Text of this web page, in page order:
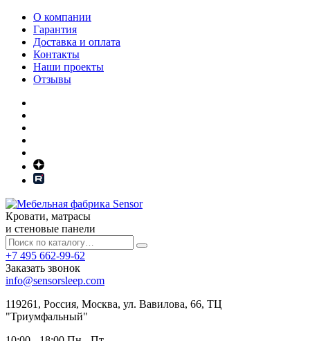
О компании
Гарантия
Доставка и оплата
Контакты
Наши проекты
Отзывы
Кровати, матрасы
и стеновые панели
+7 495 662-99-62
Заказать звонок
info@sensorsleep.com
119261, Россия, Москва, ул. Вавилова, 66, ТЦ
"Триумфальный"